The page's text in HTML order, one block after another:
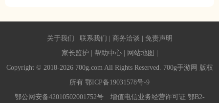
关于我们 | 联系我们 | 商务洽谈 | 免责声明
家长监护 | 帮助中心 | 网站地图 |
Copyright © 2018-2026 700g.com All Rights Reserved. 700g手游网 版权
所有 鄂ICP备19031578号-9
鄂公网安备42010502001752号增值电信业务经营许可证 鄂B2-